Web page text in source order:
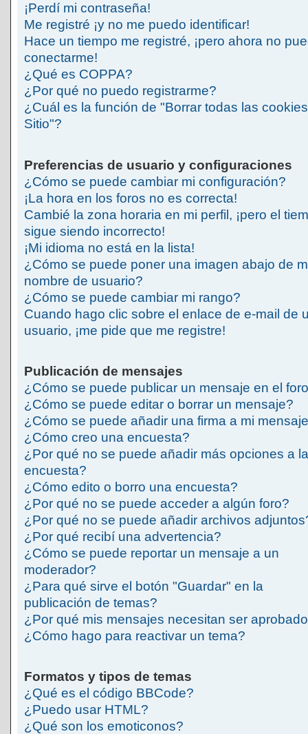
¡Perdí mi contraseña!
Me registré ¡y no me puedo identificar!
Hace un tiempo me registré, ¡pero ahora no
conectarme!
¿Qué es COPPA?
¿Por qué no puedo registrarme?
¿Cuál es la función de "Borrar todas las
Sitio"?
Preferencias de usuario y configuraciones
¿Cómo se puede cambiar mi configuración?
¡La hora en los foros no es correcta!
Cambié la zona horaria en mi perfil, ¡pero el
sigue siendo incorrecto!
¡Mi idioma no está en la lista!
¿Cómo se puede poner una imagen abajo de
nombre de usuario?
¿Cómo se puede cambiar mi rango?
Cuando hago clic sobre el enlace de e-mail de
usuario, ¡me pide que me registre!
Publicación de mensajes
¿Cómo se puede publicar un mensaje en el
¿Cómo se puede editar o borrar un mensaje?
¿Cómo se puede añadir una firma a mi
¿Cómo creo una encuesta?
¿Por qué no se puede añadir más opciones a la
encuesta?
¿Cómo edito o borro una encuesta?
¿Por qué no se puede acceder a algún foro?
¿Por qué no se puede añadir archivos
¿Por qué recibí una advertencia?
¿Cómo se puede reportar un mensaje a un
moderador?
¿Para qué sirve el botón "Guardar" en la
publicación de temas?
¿Por qué mis mensajes necesitan ser
¿Cómo hago para reactivar un tema?
Formatos y tipos de temas
¿Qué es el código BBCode?
¿Puedo usar HTML?
¿Qué son los emoticonos?